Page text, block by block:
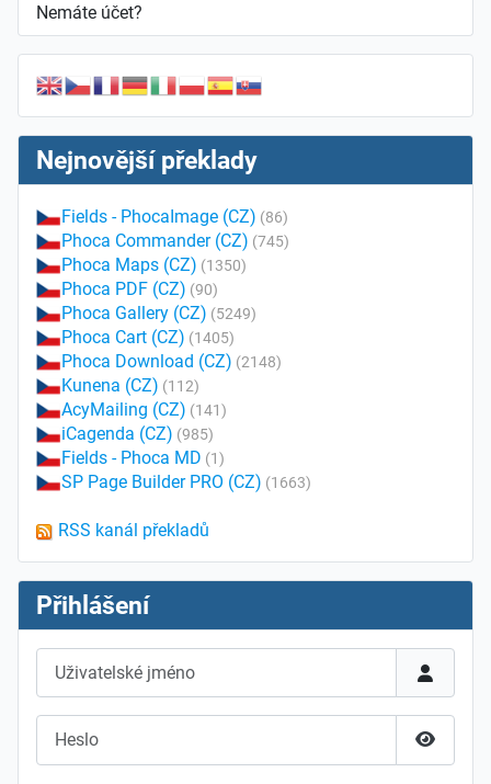
Nemáte účet?
Nejnovější překlady
Fields - PhocaImage (CZ) (86)
Phoca Commander (CZ) (745)
Phoca Maps (CZ) (1350)
Phoca PDF (CZ) (90)
Phoca Gallery (CZ) (5249)
Phoca Cart (CZ) (1405)
Phoca Download (CZ) (2148)
Kunena (CZ) (112)
AcyMailing (CZ) (141)
iCagenda (CZ) (985)
Fields - Phoca MD (1)
SP Page Builder PRO (CZ) (1663)
RSS kanál překladů
Přihlášení